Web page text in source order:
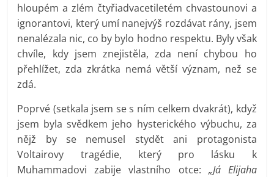
hloupém a zlém čtyřiadvacetiletém chvastounovi a
ignorantovi, který umí nanejvýš rozdávat rány, jsem
nenalézala nic, co by bylo hodno respektu. Byly však
chvíle, kdy jsem znejistěla, zda není chybou ho
přehlížet, zda zkrátka nemá větší význam, než se
zdá.
Poprvé (setkala jsem se s ním celkem dvakrát), když
jsem byla svědkem jeho hysterického výbuchu, za
nějž by se nemusel stydět ani protagonista
Voltairovy tragédie, který pro lásku k
Muhammadovi zabije vlastního otce: „Já Elijaha